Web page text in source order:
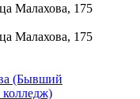
Малахова, 175
Малахова, 175